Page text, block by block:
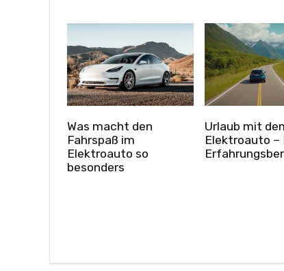
Was macht den
Fahrspaß im
Elektroauto so
besonders
Urlaub mit
Elektroauto –